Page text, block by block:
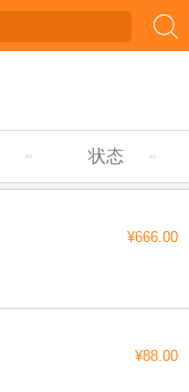
状态
¥666.00
¥88.00